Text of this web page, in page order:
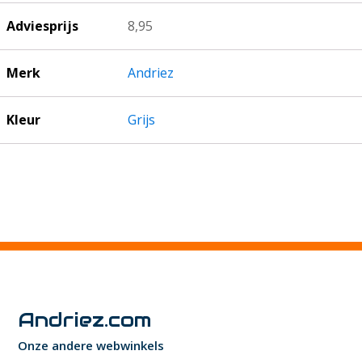
Adviesprijs 8,95
Merk Andriez
Kleur Grijs
Andriez.com
Onze andere webwinkels